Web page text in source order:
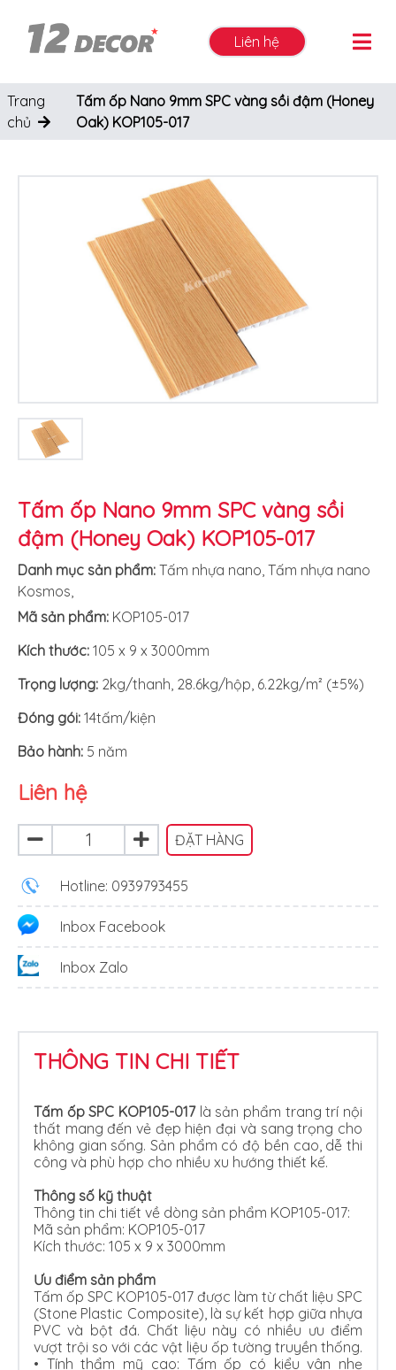
Liên hệ
Trang
chủ
Tấm ốp Nano 9mm SPC vàng sồi đậm (Honey
Oak) KOP105-017
Tấm ốp Nano 9mm SPC vàng sồi
đậm (Honey Oak) KOP105-017
Danh mục sản phẩm: Tấm nhựa nano Tấm nhựa nano
Kosmos
Mã sản phẩm: KOP105-017
Kích thước: 105 x 9 x 3000mm
Trọng lượng: 2kg/thanh, 28.6kg/hộp, 6.22kg/m² (±5%)
Đóng gói: 14tấm/kiện
Bảo hành: 5 năm
Liên hệ
ĐẶT HÀNG
Hotline: 0939793455
Inbox Facebook
Inbox Zalo
THÔNG TIN CHI TIẾT
Tấm ốp SPC KOP105-017là sản phẩm trang trí nội
thất mang đến vẻ đẹp hiện đại và sang trọng cho
không gian sống. Sản phẩm có độ bền cao, dễ thi
công và phù hợp cho nhiều xu hướng thiết kế.
Thông số kỹ thuật
Thông tin chi tiết về dòng sản phẩm KOP105-017:
Mã sản phẩm: KOP105-017
Kích thước: 105 x 9 x 3000mm
Ưu điểm sản phẩm
Tấm ốp SPC KOP105-017 được làm từ chất liệu SPC
(Stone Plastic Composite), là sự kết hợp giữa nhựa
PVC và bột đá. Chất liệu này có nhiều ưu điểm
vượt trội so với các vật liệu ốp tường truyền thống.
• Tính thẩm mỹ cao: Tấm ốp có kiểu vân nhẹ